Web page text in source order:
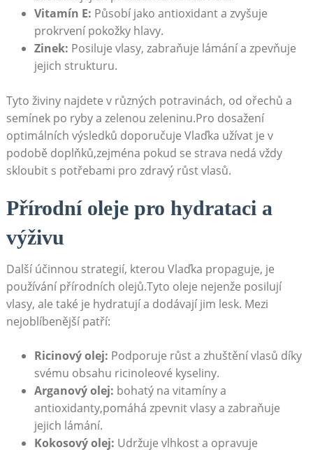
Vitamín E: Působí jako antioxidant a zvyšuje
prokrvení pokožky hlavy.
Zinek: Posiluje vlasy, zabraňuje lámání a zpevňuje
jejich strukturu.
Tyto živiny najdete v různých potravinách, od ořechů a
semínek po ryby a zelenou zeleninu.Pro dosažení
optimálních výsledků doporučuje Vlaďka užívat je v
podobě doplňků,zejména pokud se strava nedá vždy
skloubit s potřebami pro zdravý růst vlasů.
Přírodní oleje pro hydrataci a
výživu
Další účinnou strategií, kterou Vlaďka propaguje, je
používání přírodních olejů.Tyto oleje nejenže posilují
vlasy, ale také je hydratují a dodávají jim lesk. Mezi
nejoblíbenější patří:
Ricinový olej: Podporuje růst a zhuštění vlasů díky
svému obsahu ricinoleové kyseliny.
Arganový olej: bohatý na vitamíny a
antioxidanty,pomáhá zpevnit vlasy a zabraňuje
jejich lámání.
Kokosový olej: Udržuje vlhkost a opravuje